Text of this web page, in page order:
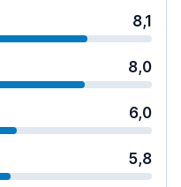
8,1
8,0
6,0
5,8